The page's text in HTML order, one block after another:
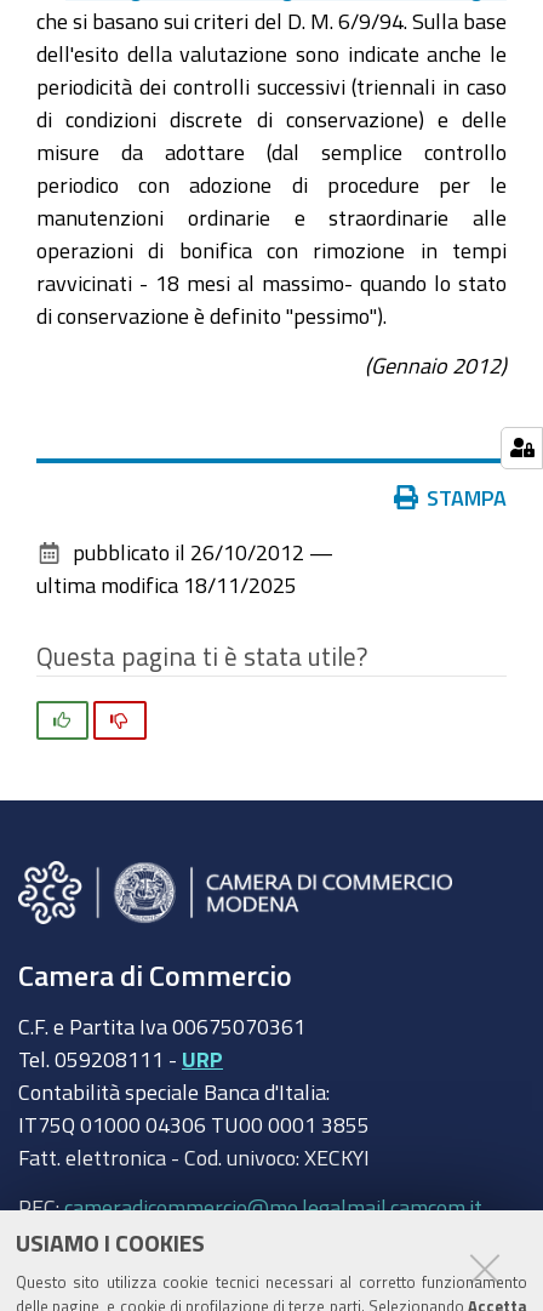
USIAMO I COOKIES
Questo sito utilizza cookie tecnici necessari al corretto funzionamento
delle pagine, e cookie di profilazione di terze parti. Selezionando Accetta
che si basano sui criteri del D. M. 6/9/94. Sulla base
dell'esito della valutazione sono indicate anche le
periodicità dei controlli successivi (triennali in caso
di condizioni discrete di conservazione) e delle
misure da adottare (dal semplice controllo
periodico con adozione di procedure per le
manutenzioni ordinarie e straordinarie alle
operazioni di bonifica con rimozione in tempi
ravvicinati - 18 mesi al massimo- quando lo stato
di conservazione è definito "pessimo").
(Gennaio 2012)
documento
STAMPA
pubblicato il 26/10/2012 —
ultima modifica 18/11/2025
Questa pagina ti è stata utile?
Camera di Commercio
C.F. e Partita Iva 00675070361
Tel. 059208111 - URP
Contabilità speciale Banca d'Italia:
IT75Q 01000 04306 TU00 0001 3855
Fatt. elettronica - Cod. univoco: XECKYI
PEC:cameradicommercio@mo.legalmail.camcom.it
Trasparenza
Amministrazione trasparente